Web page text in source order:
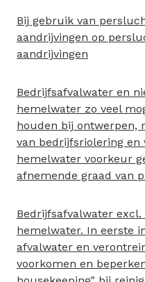
Bij gebruik van
aandrijvingen op
aandrijvingen
Bedrijfsafvalwater en
hemelwater zo veel
houden bij ontwerpen,
van bedrijfsriolering en
hemelwater voorkeur
afnemende graad van
Bedrijfsafvalwater excl.
hemelwater. In eerste
afvalwater en
voorkomen en